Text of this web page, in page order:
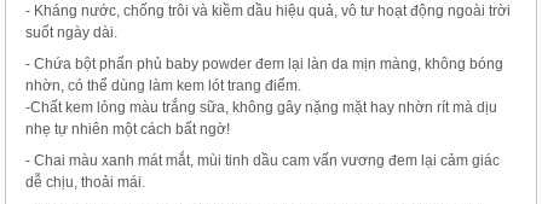
- Kháng nước, chống trôi và kiềm dầu hiệu quả, vô tư hoạt động ngoài trời
suốt ngày dài.
- Chứa bột phấn phủ baby powder đem lại làn da mịn màng, không bóng
nhờn, có thể dùng làm kem lót trang điểm.
-Chất kem lỏng màu trắng sữa, không gây nặng mặt hay nhờn rít mà dịu
nhẹ tự nhiên một cách bất ngờ!
- Chai màu xanh mát mắt, mùi tinh dầu cam vấn vương đem lại cảm giác
dễ chịu, thoải mái.